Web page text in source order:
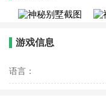
游戏信息
语言：